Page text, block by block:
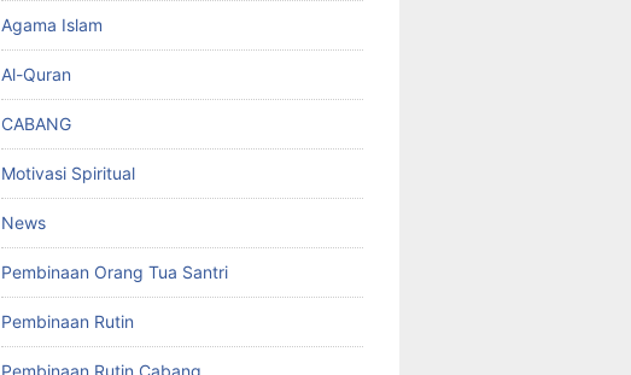
Agama Islam
Al-Quran
CABANG
Motivasi Spiritual
News
Pembinaan Orang Tua Santri
Pembinaan Rutin
Pembinaan Rutin Cabang